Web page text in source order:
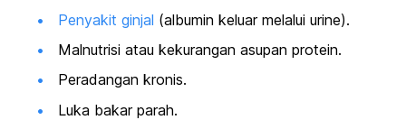
Penyakit ginjal (albumin keluar melalui urine).
Malnutrisi atau kekurangan asupan protein.
Peradangan kronis.
Luka bakar parah.